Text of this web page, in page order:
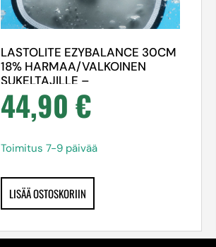
LASTOLITE EZYBALANCE 30CM
18% HARMAA/VALKOINEN
SUKELTAJILLE –
HARMAAKORTTI
44,90 €
Toimitus 7-9 päivää
LISÄÄ OSTOSKORIIN